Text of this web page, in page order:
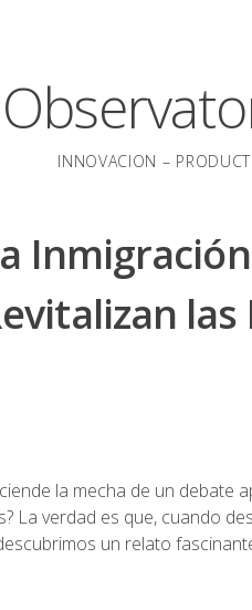
INNOVACION –
las
la mecha de un debate
La verdad es que, cuando
un relato